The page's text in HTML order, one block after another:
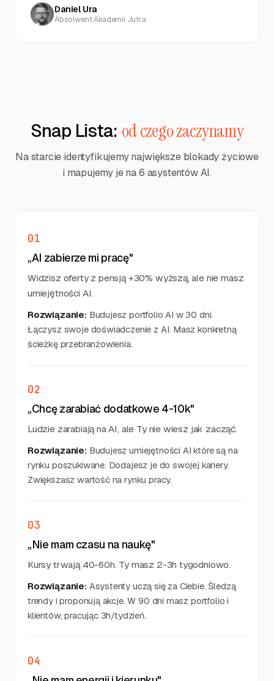
Daniel Ura
Absolwent Akademii Jutra
Snap Lista: od czego zaczynamy
Na starcie identyfikujemy największe blokady życiowe
i mapujemy je na 6 asystentów AI.
01
„AI zabierze mi pracę"
Widzisz oferty z pensją +30% wyższą, ale nie masz
umiejętności AI.
Rozwiązanie: Budujesz portfolio AI w 30 dni.
Łączysz swoje doświadczenie z AI. Masz konkretną
ścieżkę przebranżowienia.
02
„Chcę zarabiać dodatkowe 4-10k"
Ludzie zarabiają na AI, ale Ty nie wiesz jak zacząć.
Rozwiązanie: Budujesz umiejętności AI które są na
rynku poszukiwane. Dodajesz je do swojej kariery.
Zwiększasz wartość na rynku pracy.
03
„Nie mam czasu na naukę"
Kursy trwają 40-60h. Ty masz 2-3h tygodniowo.
Rozwiązanie: Asystenty uczą się za Ciebie. Śledzą
trendy i proponują akcje. W 90 dni masz portfolio i
klientów, pracując 3h/tydzień.
04